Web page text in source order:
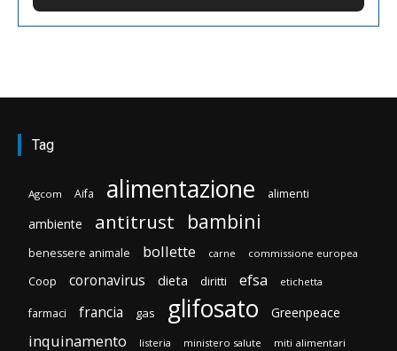
Tag
Agcom Aifa alimentazione alimenti
ambiente antitrust bambini
benessere animale bollette carne commissione europea
Coop coronavirus dieta diritti efsa etichetta
farmaci francia gas glifosato Greenpeace
inquinamento listeria ministero salute miti alimentari